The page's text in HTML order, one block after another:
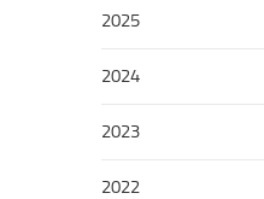
2025
2024
2023
2022